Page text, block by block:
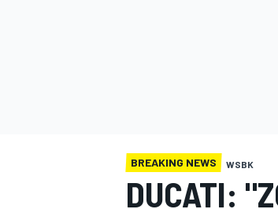
BREAKING NEWS WSBK
DUCATI: